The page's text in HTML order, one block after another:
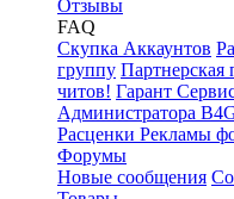
Отзывы
FAQ
Скупка Аккаунтов
группу Партнерская
читов! Гарант
Администратора
Расценки Рекламы
Форумы
Новые сообщения